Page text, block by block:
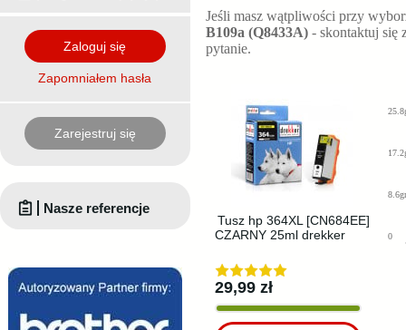
Jeśli masz wątpliwości przy
B109a (Q8433A) - skontaktuj się
pytanie.
Tusz hp 364XL [CN684EE]
CZARNY 25ml drekker
29,99 zł
8.6gr
0
Zaloguj się
Zapomniałem hasła
Zarejestruj się
Nasze referencje